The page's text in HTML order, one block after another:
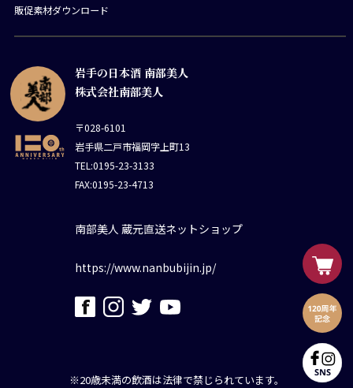
岩手の日本酒 南部美人
株式会社南部美人
〒028-6101
岩手県二戸市福岡字上町13
TEL:0195-23-3133
FAX:0195-23-4713
南部美人 蔵元直送ネットショップ
https://www.nanbubijin.jp/
販促素材ダウンロード
※20歳未満の飲酒は法律で禁じられています。